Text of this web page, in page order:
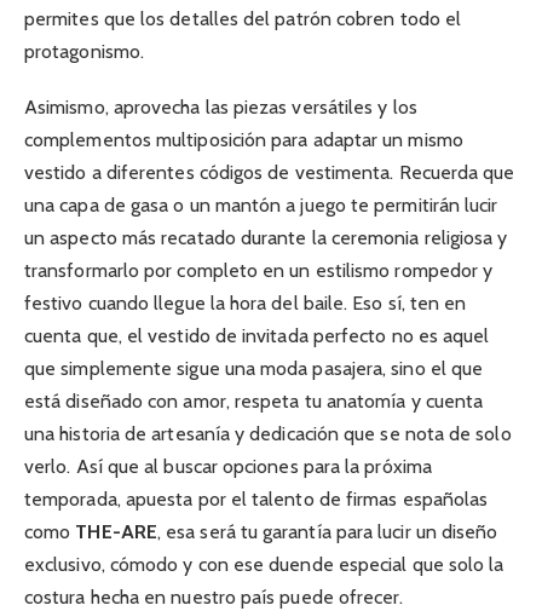
permites que los detalles del patrón cobren todo el
protagonismo.
Asimismo, aprovecha las piezas versátiles y los
complementos multiposición para adaptar un mismo
vestido a diferentes códigos de vestimenta. Recuerda que
una capa de gasa o un mantón a juego te permitirán lucir
un aspecto más recatado durante la ceremonia religiosa y
transformarlo por completo en un estilismo rompedor y
festivo cuando llegue la hora del baile. Eso sí, ten en
cuenta que, el vestido de invitada perfecto no es aquel
que simplemente sigue una moda pasajera, sino el que
está diseñado con amor, respeta tu anatomía y cuenta
una historia de artesanía y dedicación que se nota de solo
verlo. Así que al buscar opciones para la próxima
temporada, apuesta por el talento de firmas españolas
como THE-ARE, esa será tu garantía para lucir un diseño
exclusivo, cómodo y con ese duende especial que solo la
costura hecha en nuestro país puede ofrecer.